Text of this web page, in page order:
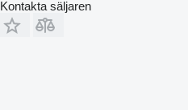
Kontakta säljaren